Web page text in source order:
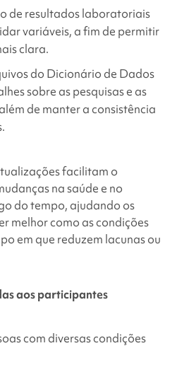
de resultados laboratoriais
variáveis, a fim de permitir
clara.
do Dicionário de Dados
sobre as pesquisas e as
de manter a consistência
facilitam o
na saúde e no
do tempo, ajudando os
melhor como as condições
em que reduzem lacunas ou
aos participantes
com diversas condições